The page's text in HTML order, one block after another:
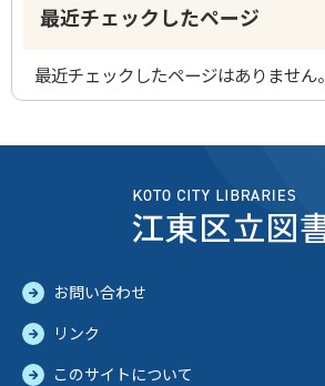
最近チェックしたページ
最近チェックしたページはありません。
お問い合わせ
リンク
このサイトについて